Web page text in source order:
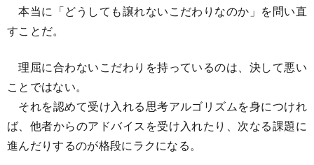
本当に「どうしても譲れないこだわりなのか」を問い直
すことだ。
理屈に合わないこだわりを持っているのは、決して悪い
ことではない。
それを認めて受け入れる思考アルゴリズムを身につけれ
ば、他者からのアドバイスを受け入れたり、次なる課題に
進んだりするのが格段にラクになる。